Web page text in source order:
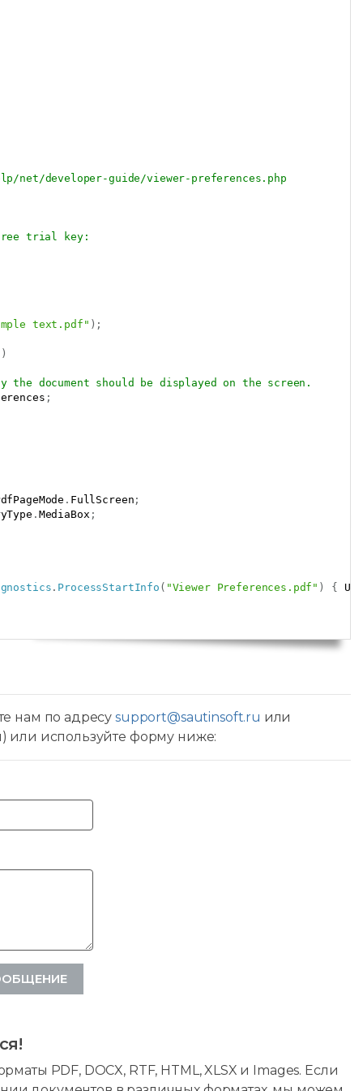
net/developer-guide/viewer-preferences.php
trial key:
text.pdf" ) ;
)
document should be displayed on the screen.
;
. FullScreen ;
. MediaBox ;
. ProcessStartInfo ( "Viewer Preferences.pdf" ) {
нам по адресуsupport@sautinsoft.ru или
или используйте форму ниже:
PDF, DOCX, RTF, HTML, XLSX и Images. Если